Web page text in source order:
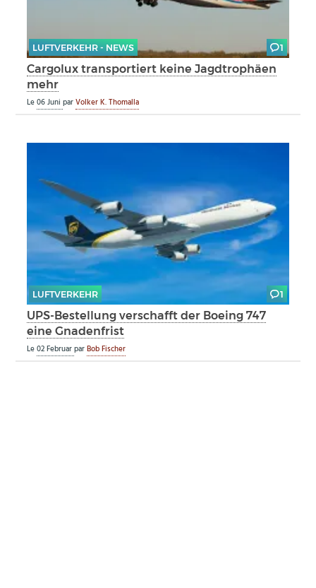
LUFTVERKEHR - NEWS 1
Cargolux transportiert keine Jagdtrophäen
mehr
Le06 JuniparVolker K. Thomalla
LUFTVERKEHR 1
UPS-Bestellung verschafft der Boeing 747
eine Gnadenfrist
Le02 FebruarparBob Fischer